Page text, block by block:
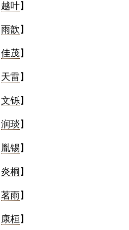
越叶】
雨歆】
佳茂】
天雷】
文铄】
润琰】
胤锡】
炎桐 】
茗雨】
康桓】